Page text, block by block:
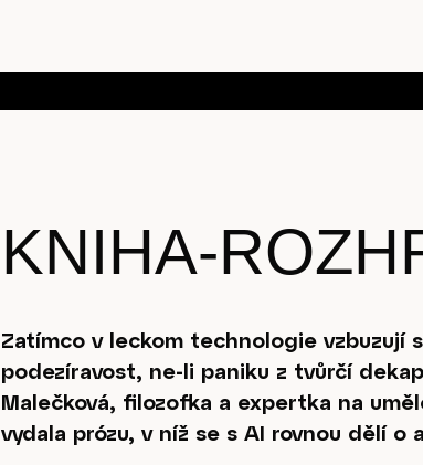
KNIHA-
Zatímco v leckom technologie vzbuzují
podezíravost, ne-li paniku z tvůrčí
Malečková, filozofka a expertka na
vydala prózu, v níž se s AI rovnou dělí o